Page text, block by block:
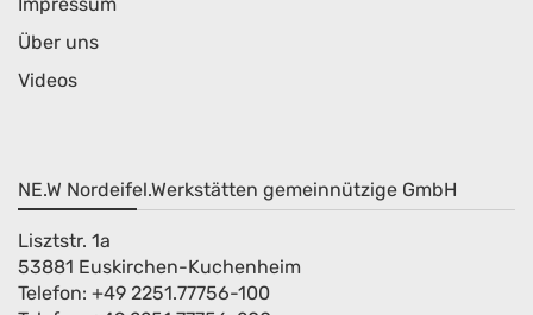
Über uns
Videos
NE.W Nordeifel.Werkstätten gemeinnützige GmbH
Lisztstr. 1a
53881 Euskirchen-Kuchenheim
Telefon: +49 2251.77756-100